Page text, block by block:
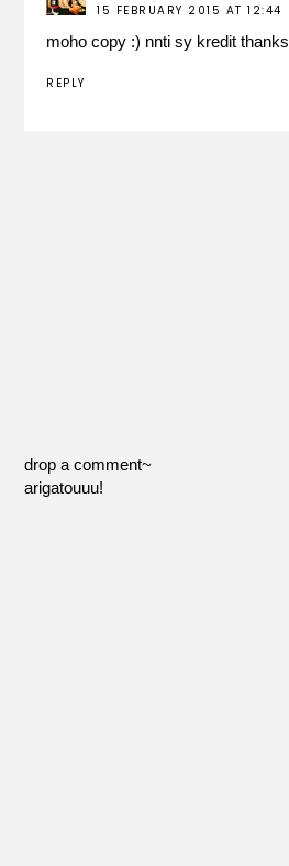
15 FEBRUARY 2015 AT 12:44
moho copy :) nnti sy kredit thanks
REPLY
drop a comment~
arigatouuu!